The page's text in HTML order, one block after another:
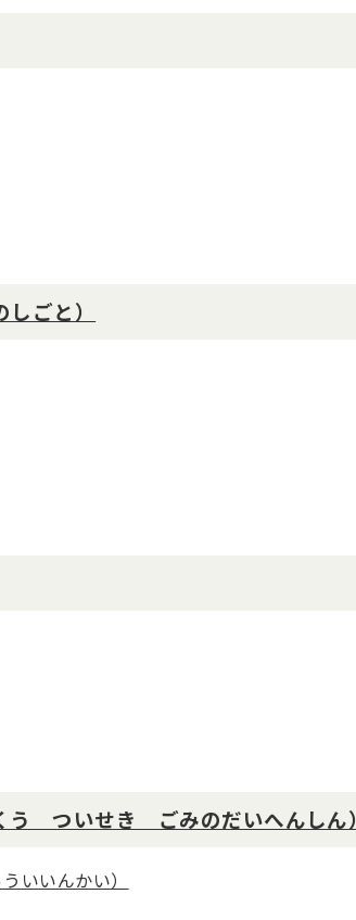
ごと）
ついせき ごみのだいへんしん）
いいんかい）